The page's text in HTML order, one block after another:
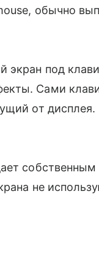
обычно
экран под
Сами
от дисплея.
не